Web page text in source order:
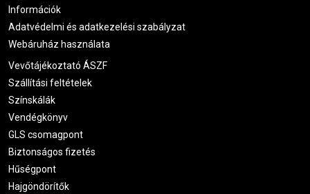
Információk
Adatvédelmi és adatkezelési szabályzat
Webáruház használata
Vevőtájékoztató ÁSZF
Szállítási feltételek
Színskálák
Vendégkönyv
GLS csomagpont
Biztonságos fizetés
Hűségpont
Hajgöndörítők